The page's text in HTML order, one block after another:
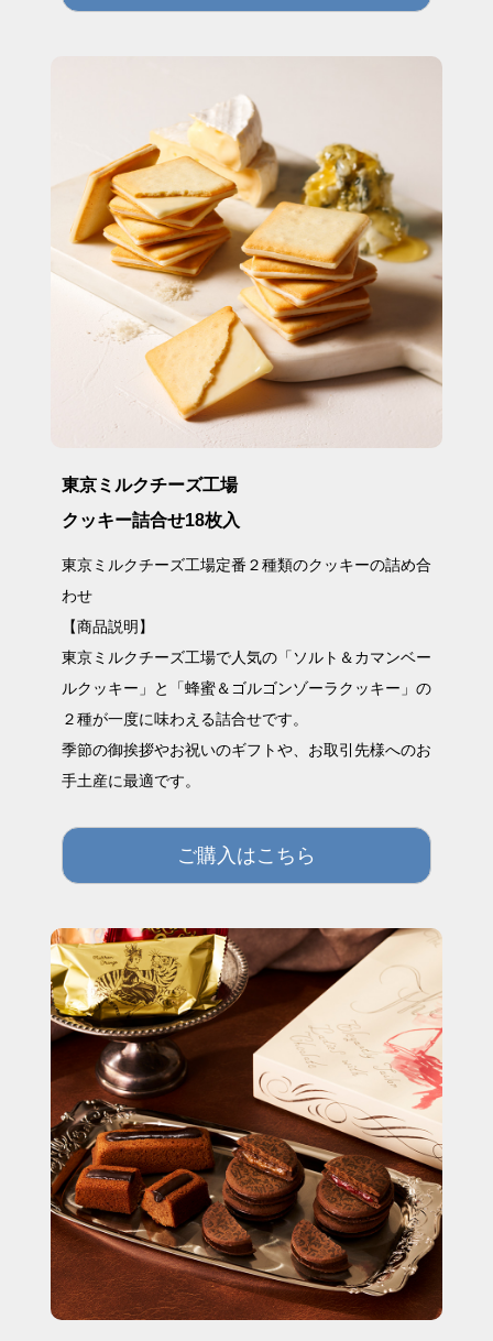
東京ミルクチーズ工場
クッキー詰合せ18枚入
東京ミルクチーズ工場定番２種類のクッキーの詰め合
わせ
【商品説明】
東京ミルクチーズ工場で人気の「ソルト＆カマンベー
ルクッキー」と「蜂蜜＆ゴルゴンゾーラクッキー」の
２種が一度に味わえる詰合せです。
季節の御挨拶やお祝いのギフトや、お取引先様へのお
手土産に最適です。
ご購入はこちら